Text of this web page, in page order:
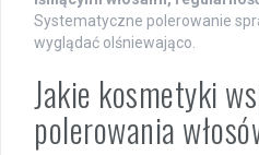
Systematyczne polerowanie
wyglądać olśniewająco.
Jakie kosmetyki
polerowania